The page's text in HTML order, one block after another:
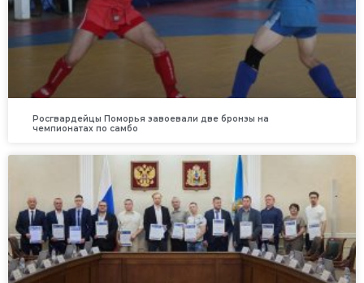
Росгвардейцы Поморья завоевали две бронзы на
чемпионатах по самбо